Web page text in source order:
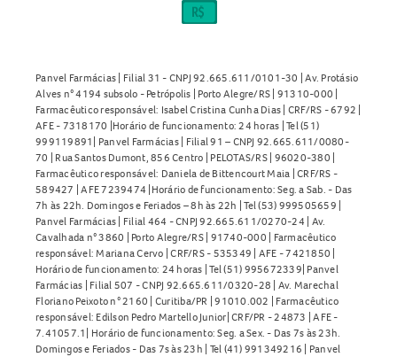
Panvel Farmácias | Filial 31 - CNPJ 92.665.611/0101-30 | Av. Protásio
Alves n° 4194 subsolo - Petrópolis | Porto Alegre/RS | 91310-000 |
Farmacêutico responsável: Isabel Cristina Cunha Dias | CRF/RS - 6792 |
AFE - 7318170 |Horário de funcionamento: 24 horas | Tel (51)
999119891| Panvel Farmácias | Filial 91 – CNPJ 92.665.611/0080-
70 | Rua Santos Dumont, 856 Centro | PELOTAS/RS | 96020-380 |
Farmacêutico responsável: Daniela de Bittencourt Maia | CRF/RS -
589427 | AFE 7239474 |Horário de funcionamento: Seg. a Sab. - Das
7h às 22h. Domingos e Feriados – 8h às 22h | Tel (53) 999505659 |
Panvel Farmácias | Filial 464 - CNPJ 92.665.611/0270-24 | Av.
Cavalhada n° 3860 | Porto Alegre/RS | 91740-000 | Farmacêutico
responsável: Mariana Cervo | CRF/RS - 535349 | AFE - 7421850 |
Horário de funcionamento: 24 horas | Tel (51) 995672339| Panvel
Farmácias | Filial 507 - CNPJ 92.665.611/0320-28 | Av. Marechal
Floriano Peixoto n° 2160 | Curitiba/PR | 91010.002 | Farmacêutico
responsável: Edilson Pedro Martello Junior| CRF/PR - 24873 | AFE -
7.41057.1| Horário de funcionamento: Seg. a Sex. - Das 7s às 23h.
Domingos e Feriados - Das 7s às 23h | Tel (41) 991349216 | Panvel